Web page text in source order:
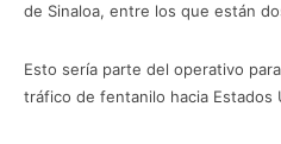
de Sinaloa, entre los que están
Esto sería parte del operativo
tráfico de fentanilo hacia Estados